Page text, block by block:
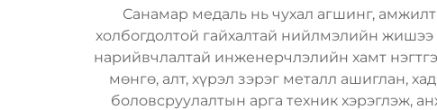
Санамар медаль нь чухал агшинг, амжилт
холбогдолтой гайхалтай нийлмэлийн
нарийвчлалтай инженерчлэлийн хамт
мөнгө, алт, хүрэл зэрэг металл ашиглан,
боловсруулалтын арга техник хэрэглэж,